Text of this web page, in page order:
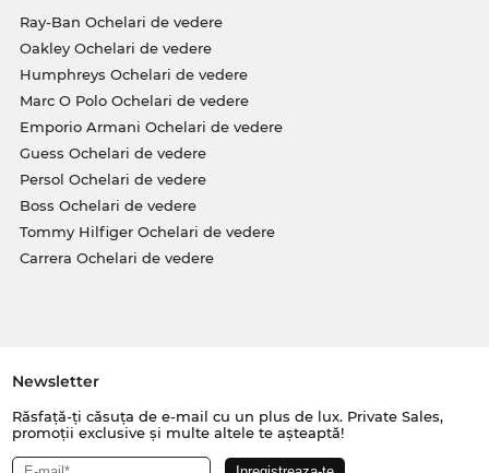
Ray-Ban Ochelari de vedere
Oakley Ochelari de vedere
Humphreys Ochelari de vedere
Marc O Polo Ochelari de vedere
Emporio Armani Ochelari de vedere
Guess Ochelari de vedere
Persol Ochelari de vedere
Boss Ochelari de vedere
Tommy Hilfiger Ochelari de vedere
Carrera Ochelari de vedere
Newsletter
Răsfață-ți căsuța de e-mail cu un plus de lux. Private Sales,
promoții exclusive și multe altele te așteaptă!